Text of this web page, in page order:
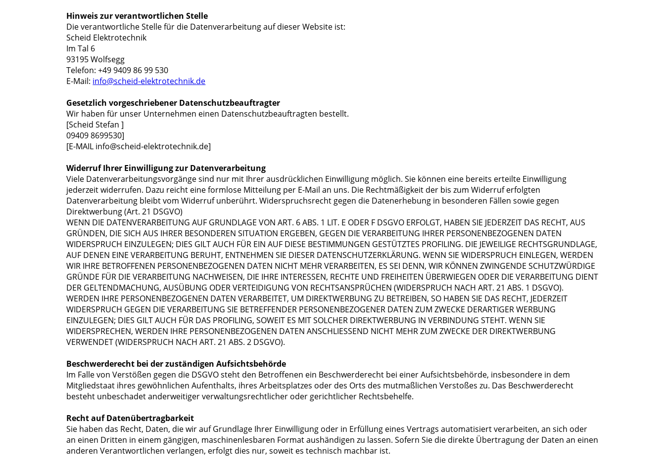
Hinweis zur verantwortlichen Stelle
Die verantwortliche Stelle für die Datenverarbeitung auf dieser Website ist:
Scheid Elektrotechnik
Im Tal 6
93195 Wolfsegg
Telefon: +49 9409 86 99 530
E-Mail: info@scheid-elektrotechnik.de
Gesetzlich vorgeschriebener Datenschutzbeauftragter
Wir haben für unser Unternehmen einen Datenschutzbeauftragten bestellt.
[Scheid Stefan ]
09409 8699530]
[E-MAIL info@scheid-elektrotechnik.de]
Widerruf Ihrer Einwilligung zur Datenverarbeitung
Viele Datenverarbeitungsvorgänge sind nur mit Ihrer ausdrücklichen Einwilligung möglich. Sie können eine bereits erteilte Einwilligung
jederzeit widerrufen. Dazu reicht eine formlose Mitteilung per E-Mail an uns. Die Rechtmäßigkeit der bis zum Widerruf erfolgten
Datenverarbeitung bleibt vom Widerruf unberührt. Widerspruchsrecht gegen die Datenerhebung in besonderen Fällen sowie gegen
Direktwerbung (Art. 21 DSGVO)
WENN DIE DATENVERARBEITUNG AUF GRUNDLAGE VON ART. 6 ABS. 1 LIT. E ODER F DSGVO ERFOLGT, HABEN SIE JEDERZEIT DAS RECHT, AUS
GRÜNDEN, DIE SICH AUS IHRER BESONDEREN SITUATION ERGEBEN, GEGEN DIE VERARBEITUNG IHRER PERSONENBEZOGENEN DATEN
WIDERSPRUCH EINZULEGEN; DIES GILT AUCH FÜR EIN AUF DIESE BESTIMMUNGEN GESTÜTZTES PROFILING. DIE JEWEILIGE RECHTSGRUNDLAGE,
AUF DENEN EINE VERARBEITUNG BERUHT, ENTNEHMEN SIE DIESER DATENSCHUTZERKLÄRUNG. WENN SIE WIDERSPRUCH EINLEGEN, WERDEN
WIR IHRE BETROFFENEN PERSONENBEZOGENEN DATEN NICHT MEHR VERARBEITEN, ES SEI DENN, WIR KÖNNEN ZWINGENDE SCHUTZWÜRDIGE
GRÜNDE FÜR DIE VERARBEITUNG NACHWEISEN, DIE IHRE INTERESSEN, RECHTE UND FREIHEITEN ÜBERWIEGEN ODER DIE VERARBEITUNG DIENT
DER GELTENDMACHUNG, AUSÜBUNG ODER VERTEIDIGUNG VON RECHTSANSPRÜCHEN (WIDERSPRUCH NACH ART. 21 ABS. 1 DSGVO).
WERDEN IHRE PERSONENBEZOGENEN DATEN VERARBEITET, UM DIREKTWERBUNG ZU BETREIBEN, SO HABEN SIE DAS RECHT, JEDERZEIT
WIDERSPRUCH GEGEN DIE VERARBEITUNG SIE BETREFFENDER PERSONENBEZOGENER DATEN ZUM ZWECKE DERARTIGER WERBUNG
EINZULEGEN; DIES GILT AUCH FÜR DAS PROFILING, SOWEIT ES MIT SOLCHER DIREKTWERBUNG IN VERBINDUNG STEHT. WENN SIE
WIDERSPRECHEN, WERDEN IHRE PERSONENBEZOGENEN DATEN ANSCHLIESSEND NICHT MEHR ZUM ZWECKE DER DIREKTWERBUNG
VERWENDET (WIDERSPRUCH NACH ART. 21 ABS. 2 DSGVO).
Beschwerderecht bei der zuständigen Aufsichtsbehörde
Im Falle von Verstößen gegen die DSGVO steht den Betroffenen ein Beschwerderecht bei einer Aufsichtsbehörde, insbesondere in dem
Mitgliedstaat ihres gewöhnlichen Aufenthalts, ihres Arbeitsplatzes oder des Orts des mutmaßlichen Verstoßes zu. Das Beschwerderecht
besteht unbeschadet anderweitiger verwaltungsrechtlicher oder gerichtlicher Rechtsbehelfe.
Recht auf Datenübertragbarkeit
Sie haben das Recht, Daten, die wir auf Grundlage Ihrer Einwilligung oder in Erfüllung eines Vertrags automatisiert verarbeiten, an sich oder
an einen Dritten in einem gängigen, maschinenlesbaren Format aushändigen zu lassen. Sofern Sie die direkte Übertragung der Daten an einen
anderen Verantwortlichen verlangen, erfolgt dies nur, soweit es technisch machbar ist.